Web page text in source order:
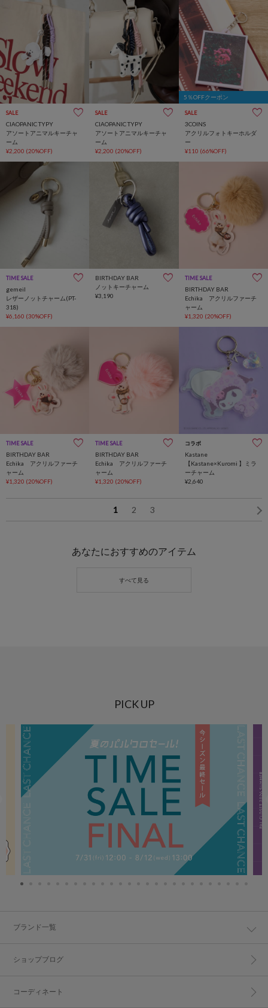
SALE
CIAOPANIC TYPY
アソートアニマルキーチャ
ーム
¥2,200 (20%OFF)
SALE
CIAOPANIC TYPY
アソートアニマルキーチャ
ーム
¥2,200 (20%OFF)
5％OFFクーポン
SALE
3COINS
アクリルフォトキーホルダ
ー
¥110 (66%OFF)
TIME SALE
gemeil
レザーノットチャーム(PT-
318)
¥6,160 (30%OFF)
BIRTHDAY BAR
ノットキーチャーム
¥3,190
TIME SALE
BIRTHDAY BAR
Echika アクリルファーチ
ャーム
¥1,320 (20%OFF)
TIME SALE
BIRTHDAY BAR
Echika アクリルファーチ
ャーム
¥1,320 (20%OFF)
TIME SALE
BIRTHDAY BAR
Echika アクリルファーチ
ャーム
¥1,320 (20%OFF)
コラボ
Kastane
【Kastane×Kuromi 】ミラ
ーチャーム
¥2,640
1 2 3
あなたにおすすめのアイテム
PICK UP
ブランド一覧
ショップブログ
コーディネート